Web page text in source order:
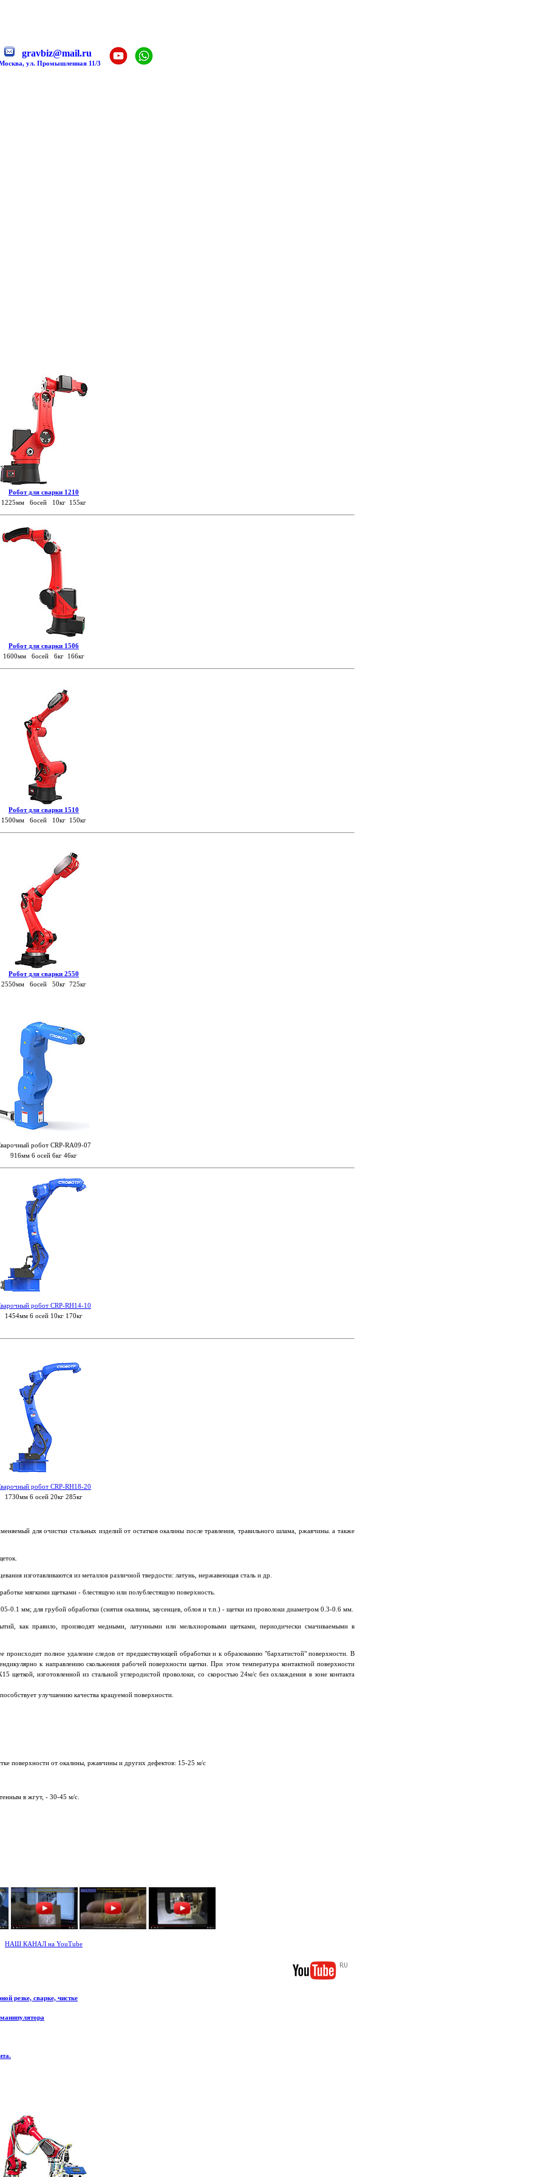
gravbiz@mail.ru
ул. Промышленная 11/3
Робот для сварки 1210
1225мм 6осей 10кг 155кг
Робот для сварки 1506
1600мм 6осей 6кг 166кг
Робот для сварки 1510
1500мм 6осей 10кг 150кг
Робот для сварки 2550
2550мм 6осей 50кг 725кг
робот CRP-RA09-07
916мм 6 осей 6кг 46кг
робот CRP-RH14-10
1454мм 6 осей 10кг 170кг
робот CRP-RH18-20
1730мм 6 осей 20кг 285кг
для очистки стальных изделий от остатков окалины после травления, травильного шлама, ржавчины. а также
изготавливаются из металлов различной твердости: латунь, нержавеющая сталь и др.
мягкими щетками - блестящую или полублестящую поверхность.
0.1 мм; для грубой обработки (снятия окалины, заусенцев, облоя и т.п.) - щетки из проволоки диаметром 0.3-0.6 мм.
как правило, производят медными, латунными или мельхиоровыми щетками, периодически смачиваемыми в
происходит полное удаление следов от предшествующей обработки и к образованию "бархатистой" поверхности. В
к направлению скольжения рабочей поверхности щетки. При этом температура контактной поверхности
щеткой, изготовленной из стальной углеродистой проволоки, со скоростью 24м/с без охлаждения в зоне контакта
улучшению качества крацуемой поверхности.
поверхности от окалины, ржавчины и других дефектов: 15-25 м/с
в жгут, - 30-45 м/с.
НАШ КАНАЛ на YouTube
резке, сварке, чистке